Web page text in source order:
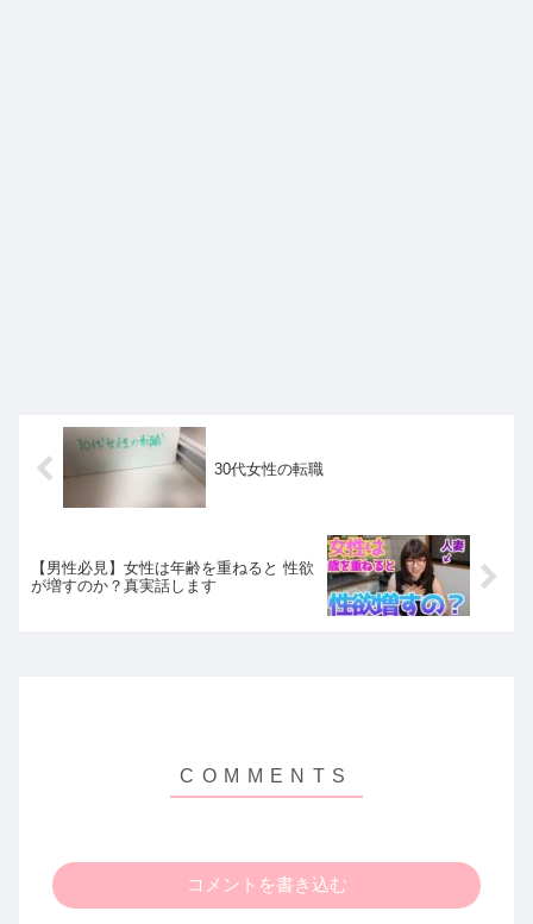
30代女性の転職
【男性必見】女性は年齢を重ねると 性欲
が増すのか？真実話します
コメントを書き込む